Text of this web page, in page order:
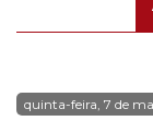
quinta-feira, 7 de